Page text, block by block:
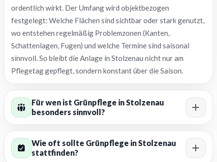
ordentlich wirkt. Der Umfang wird objektbezogen
festgelegt: Welche Flächen sind sichtbar oder stark genutzt,
wo entstehen regelmäßig Problemzonen (Kanten,
Schattenlagen, Fugen) und welche Termine sind saisonal
sinnvoll. So bleibt die Anlage in Stolzenau nicht nur am
Pflegetag gepflegt, sondern konstant über die Saison.
Für wen ist Grünpflege in Stolzenau
besonders sinnvoll?
Wie oft sollte Grünpflege in Stolzenau
stattfinden?